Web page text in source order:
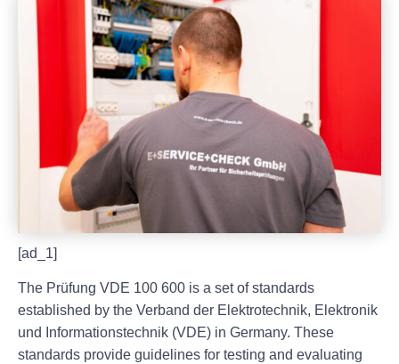
[ad_1]
The Prüfung VDE 100 600 is a set of standards
established by the Verband der Elektrotechnik, Elektronik
und Informationstechnik (VDE) in Germany. These
standards provide guidelines for testing and evaluating